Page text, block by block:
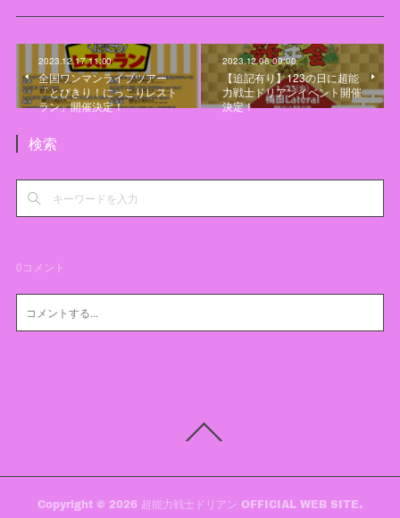
2023.12.17 11:00
全国ワンマンライブツアー
「とびきり！にっこりレスト
ラン」開催決定！
2023.12.06 09:00
【追記有り】123の日に超能
力戦士ドリアンイベント開催
決定！
検索
0コメント
Copyright © 2026 超能力戦士ドリアン OFFICIAL WEB SITE.